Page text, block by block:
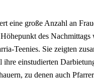
eine große Anzahl an
des
Teenies. Sie zeigten
einstudierten
zu denen auch